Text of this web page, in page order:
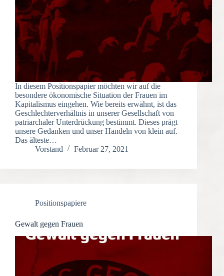
In diesem Positionspapier möchten wir auf die
besondere ökonomische Situation der Frauen im
Kapitalismus eingehen. Wie bereits erwähnt, ist das
Geschlechterverhältnis in unserer Gesellschaft von
patriarchaler Unterdrückung bestimmt. Dieses prägt
unsere Gedanken und unser Handeln von klein auf.
Das älteste…
Vorstand
Februar 27, 2021
Positionspapiere
Gewalt gegen Frauen